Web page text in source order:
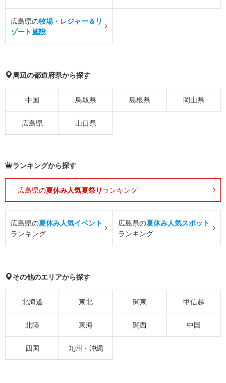
広島県の牧場・レジャー＆リ
ゾート施設
周辺の都道府県から探す
中国 鳥取県 島根県 岡山県
広島県 山口県
ランキングから探す
広島県の夏休み人気夏祭り ランキング
広島県の夏休み人気イベント
ランキング
広島県の夏休み人気スポット
ランキング
その他のエリアから探す
北海道 東北 関東 甲信越
北陸 東海 関西 中国
四国 九州・沖縄